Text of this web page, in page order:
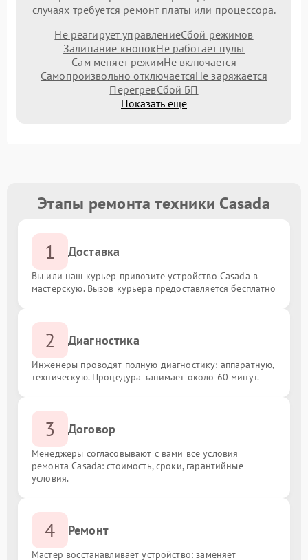
случаях требуется ремонт платы или процессора.
Не реагирует управлениеСбой режимов
Залипание кнопокНе работает пульт
Сам меняет режимНе включается
Самопроизвольно отключаетсяНе заряжается
ПерегревСбой БП
Показать еще
Этапы ремонта техники Casada
1 Доставка
Вы или наш курьер привозите устройство Casada в
мастерскую. Вызов курьера предоставляется бесплатно
2 Диагностика
Инженеры проводят полную диагностику: аппаратную,
техническую. Процедура занимает около 60 минут.
3 Договор
Менеджеры согласовывают с вами все условия
ремонта Casada: стоимость, сроки, гарантийные
условия.
4 Ремонт
Мастер восстанавливает устройство: заменяет